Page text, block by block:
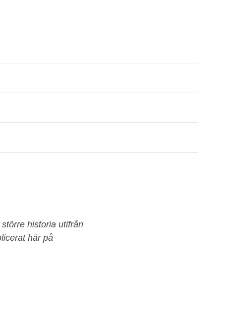
historia utifrån
här på